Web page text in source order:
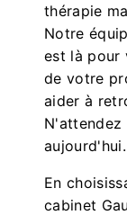
thérapie
Notre
est là pour
de votre
aider à
N'attendez
aujourd'hui.
En
cabinet